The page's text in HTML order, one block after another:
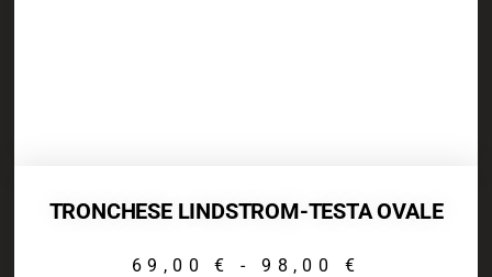
TRONCHESE LINDSTROM-TESTA OVALE
69,00€ - 98,00 €